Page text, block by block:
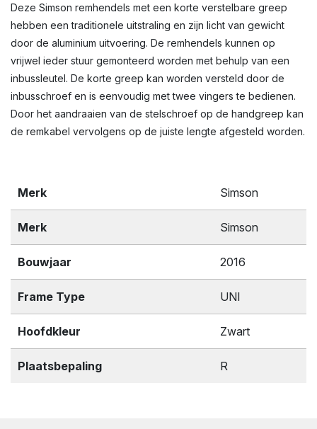
Deze Simson remhendels met een korte verstelbare greep
hebben een traditionele uitstraling en zijn licht van gewicht
door de aluminium uitvoering. De remhendels kunnen op
vrijwel ieder stuur gemonteerd worden met behulp van een
inbussleutel. De korte greep kan worden versteld door de
inbusschroef en is eenvoudig met twee vingers te bedienen.
Door het aandraaien van de stelschroef op de handgreep kan
de remkabel vervolgens op de juiste lengte afgesteld worden.
Merk Simson
Merk Simson
Bouwjaar 2016
Frame Type UNI
Hoofdkleur Zwart
Plaatsbepaling R